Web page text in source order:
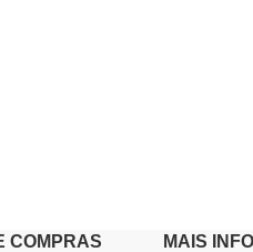
COMPRAS MAIS